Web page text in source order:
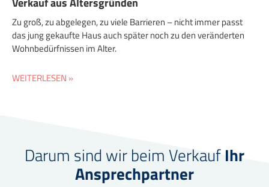
Zu groß, zu abgelegen, zu viele Barrieren – nicht immer passt
das jung gekaufte Haus auch später noch zu den veränderten
Wohnbedürfnissen im Alter.
WEITERLESEN »
Darum sind wir beim VerkaufIhr
Ansprechpartner